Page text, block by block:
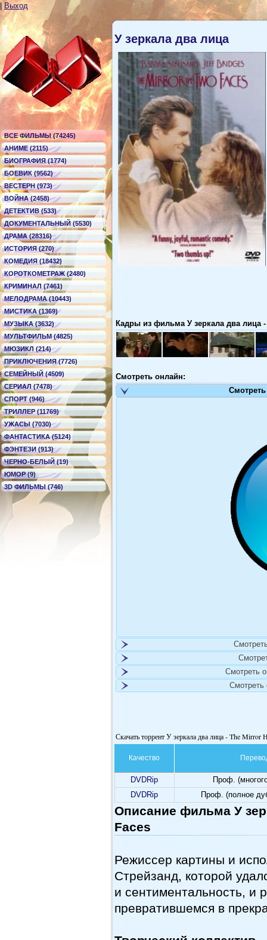
Выход
ВСЕ ФИЛЬМЫ (74245)
АНИМЕ (2115)
БИОГРАФИЯ (1774)
БОЕВИК (9562)
ВЕСТЕРН (973)
ВОЙНА (2458)
ДЕТЕКТИВ (533)
ДОКУМЕНТАЛЬНЫЙ (5530)
ДРАМА (28316)
ИСТОРИЯ (270)
КОМЕДИЯ (18432)
КОРОТКОМЕТРАЖ (2480)
КРИМИНАЛ (7461)
МЕЛОДРАМА (10443)
МИСТИКА (1369)
МУЗЫКА (3632)
МУЛЬТФИЛЬМ (4825)
МЮЗИКЛ (214)
ПРИКЛЮЧЕНИЯ (7726)
СЕМЕЙНЫЙ (4509)
СЕРИАЛ (7478)
СПОРТ (946)
ТРИЛЛЕР (11769)
УЖАСЫ (7030)
ФАНТАСТИКА (5124)
ФЭНТЕЗИ (913)
ЧЕРНО-БЕЛЫЙ (19)
ЮМОР (9)
3D ФИЛЬМЫ (746)
У зеркала два лица
Кадры из фильма У зеркала два лица
Смотреть онлайн:
Смотреть
Смотреть
Скачать торрент У зеркала два лица - The Mirror
Качество
DVDRip
Проф.
DVDRip
Проф. (полное
Описание фильма У
Faces
Режиссер картины и
Стрейзанд, которой
и сентиментальность, и
превратившемся в